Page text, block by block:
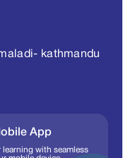
kathmandu
App
with seamless